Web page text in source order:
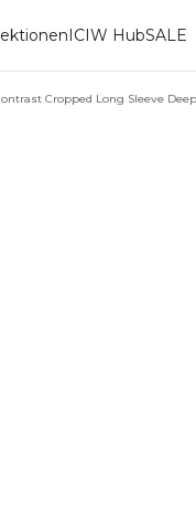
ICIW HubSALE
Cropped Long Sleeve